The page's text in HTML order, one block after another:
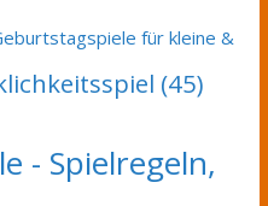
für kleine &
(45)
- Spielregeln,